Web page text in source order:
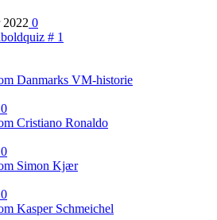
2022 0
# 1
Danmarks VM-historie
0
Cristiano Ronaldo
0
Simon Kjær
0
Kasper Schmeichel